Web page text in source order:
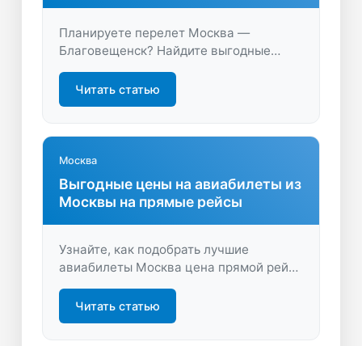
Планируете перелет Москва —
Благовещенск? Найдите выгодные
цены. Быстрый поиск, удобное
бронирование, экономьте время и
Читать статью
Москва
Выгодные цены на авиабилеты из
Москвы на прямые рейсы
Узнайте, как подобрать лучшие
авиабилеты Москва цена прямой рейс.
Экономьте время и деньги — летите
без пересадок быстро и комфортно.
Сравните предложения и найдите
Читать статью